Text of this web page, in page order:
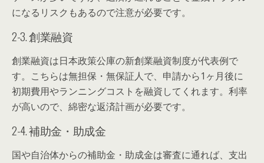
になるリスクもあるので注意が必要です。
2-3. 創業融資
創業融資は日本政策公庫の新創業融資制度が代表例で
す。こちらは無担保・無保証人で、申請から1ヶ月後に
初期費用やランニングコストを融資してくれます。利率
が高いので、綿密な返済計画が必要です。
2-4. 補助金・助成金
国や自治体からの補助金・助成金は審査に通れば、支出